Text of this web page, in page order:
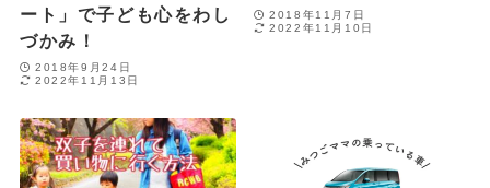
ート」で子ども心をわし
づかみ！
2018年9月24日
2022年11月13日
2018年11月7日
2022年11月10日